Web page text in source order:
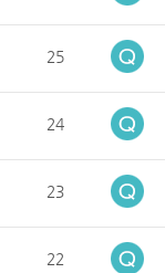
25
24
23
22